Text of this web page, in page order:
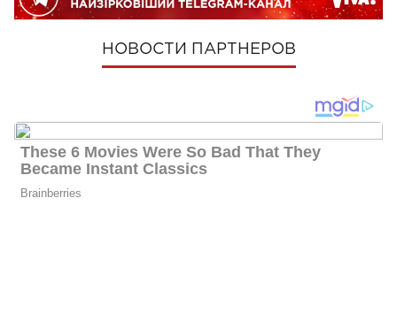
НОВОСТИ ПАРТНЕРОВ